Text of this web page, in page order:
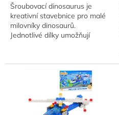
Šroubovací dinosaurus je
kreativní stavebnice pro malé
milovníky dinosaurů.
Jednotlivé dílky umožňují
vhodné pro...